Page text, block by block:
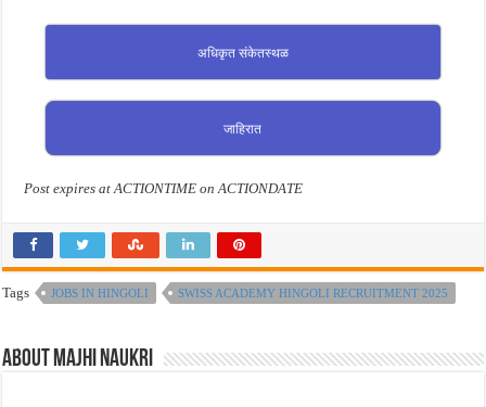
अधिकृत संकेतस्थळ
जाहिरात
Post expires at ACTIONTIME on ACTIONDATE
Tags JOBS IN HINGOLI SWISS ACADEMY HINGOLI RECRUITMENT 2025
About Majhi Naukri